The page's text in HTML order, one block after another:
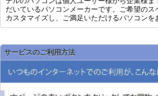
だいているパソコンメーカーです。ご希望のス
カスタマイズし、ご満足いただけるパソコンを
サービスのご利用方法